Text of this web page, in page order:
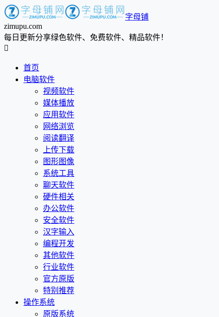
字母铺
zimupu.com
每日更新分享绿色软件、免费软件、精品软件！

首页
电脑软件
视频软件
媒体播放
应用软件
网络浏览
阅读翻译
上传下载
图形图像
系统工具
聊天软件
硬件相关
办公软件
安全软件
汉字输入
编程开发
其他软件
行业软件
官方原版
特别推荐
操作系统
原版系统